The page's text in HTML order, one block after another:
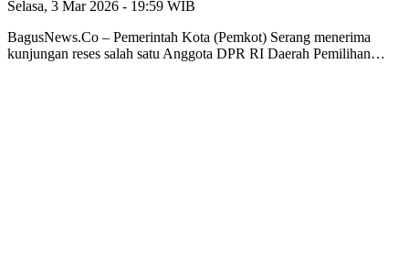
Selasa, 3 Mar 2026 - 19:59 WIB
BagusNews.Co – Pemerintah Kota (Pemkot) Serang menerima
kunjungan reses salah satu Anggota DPR RI Daerah Pemilihan…